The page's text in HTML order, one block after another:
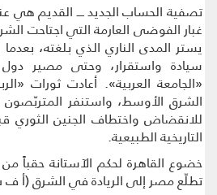
تصفية الحساب الجديد ــــ القديم هي
يستر المدى الناري الذي بلغته،
سيادة واستقرار، وحتى مصير
«الجامعة العربية». أعادت ثورات
الشرق الأوسط، واستنفر المتربّصون
للانقضاض واختطاف الجنين الثوري
التاريخية الطبيعية.
خضوع القاهرة لحكم الآستانة حقباً
تطلّع مصر إلى الريادة في الشرق (أ